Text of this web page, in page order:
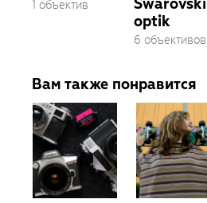
1 объектив
optik
6 объективов
Вам также понравится